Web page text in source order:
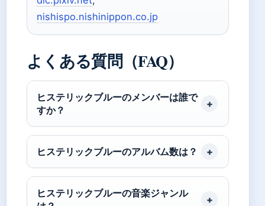
nishispo.nishinippon.co.jp
よくある質問（FAQ）
ヒステリックブルーのメンバーは誰で
すか？
ヒステリックブルーのアルバム数は？
ヒステリックブルーの音楽ジャンル